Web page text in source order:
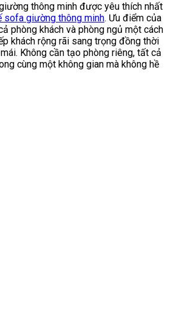
thông minh được yêu thích nhất
sofa giường thông minh. Ưu điểm của
phòng khách và phòng ngủ một cách
khách rộng rãi sang trọng đồng thời
Không cần tạo phòng riêng, tất cả
cùng một không gian mà không hề